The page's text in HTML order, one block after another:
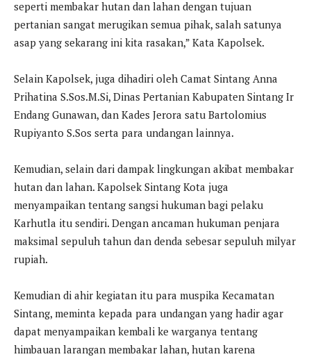
seperti membakar hutan dan lahan dengan tujuan
pertanian sangat merugikan semua pihak, salah satunya
asap yang sekarang ini kita rasakan,” Kata Kapolsek.
Selain Kapolsek, juga dihadiri oleh Camat Sintang Anna
Prihatina S.Sos.M.Si, Dinas Pertanian Kabupaten Sintang Ir
Endang Gunawan, dan Kades Jerora satu Bartolomius
Rupiyanto S.Sos serta para undangan lainnya.
Kemudian, selain dari dampak lingkungan akibat membakar
hutan dan lahan. Kapolsek Sintang Kota juga
menyampaikan tentang sangsi hukuman bagi pelaku
Karhutla itu sendiri. Dengan ancaman hukuman penjara
maksimal sepuluh tahun dan denda sebesar sepuluh milyar
rupiah.
Kemudian di ahir kegiatan itu para muspika Kecamatan
Sintang, meminta kepada para undangan yang hadir agar
dapat menyampaikan kembali ke warganya tentang
himbauan larangan membakar lahan, hutan karena